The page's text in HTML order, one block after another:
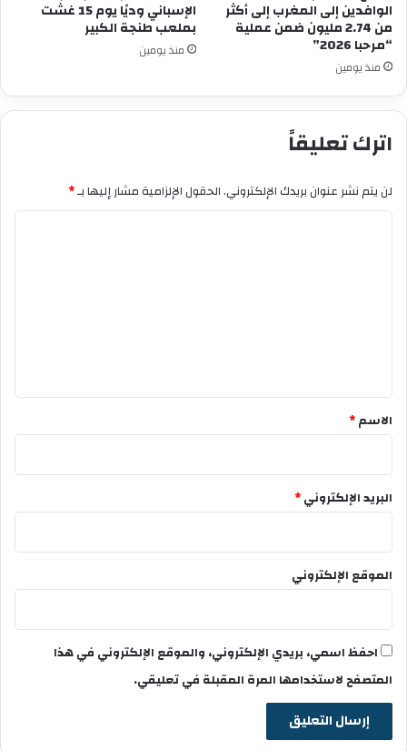
الوافدين إلى المغرب إلى أكثر
من 2.74 مليون ضمن عملية
“مرحبا 2026”
منذ يومين
الإسباني وديًا يوم 15 غشت
بملعب طنجة الكبير
منذ يومين
اترك تعليقاً
لن يتم نشر عنوان بريدك الإلكتروني.الحقول الإلزامية مشار إليها بـ*
*
الاسم*
البريد الإلكتروني*
الموقع الإلكتروني
احفظ اسمي، بريدي الإلكتروني، والموقع الإلكتروني في هذا
المتصفح لاستخدامها المرة المقبلة في تعليقي.